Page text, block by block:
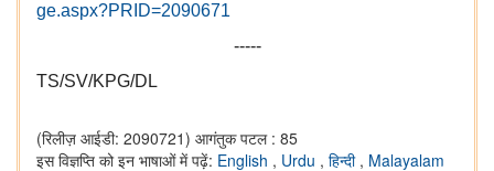
ge.aspx?PRID=2090671
-----
TS/SV/KPG/DL
(रिलीज़ आईडी: 2090721) आगंतुक पटल : 85
इस विज्ञप्ति को इन भाषाओं में पढ़ें: English , Urdu , हिन्दी , Malayalam